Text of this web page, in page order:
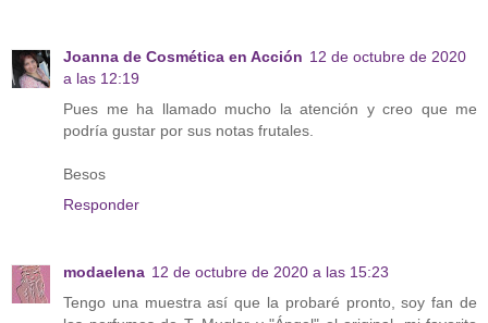
Joanna de Cosmética en Acción 12 de octubre de 2020
a las 12:19
Pues me ha llamado mucho la atención y creo que me
podría gustar por sus notas frutales.
Besos
Responder
modaelena 12 de octubre de 2020 a las 15:23
Tengo una muestra así que la probaré pronto, soy fan de